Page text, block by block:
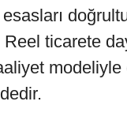
ticarete
modeliyle